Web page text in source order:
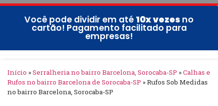
Você pode dividir em até 10x vezes no
cartão! Pagamento facilitado para
empresas!
Início »Serralheria no bairro Barcelona, Sorocaba-SP »Calhas e
Rufos no bairro Barcelona de Sorocaba-SP »Rufos Sob Medidas
no bairro Barcelona, Sorocaba-SP